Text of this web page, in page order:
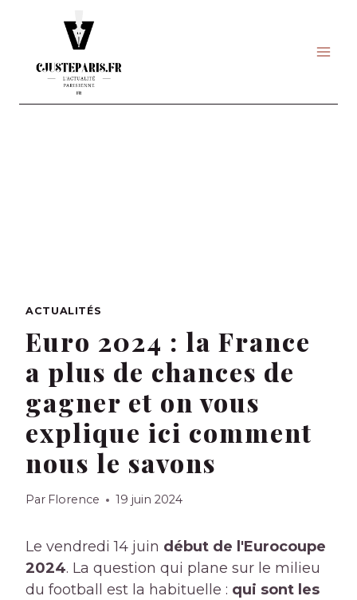
ACTUALITÉS
Euro 2024 : la France
a plus de chances de
gagner et on vous
explique ici comment
nous le savons
Par Florence 19 juin 2024
Le vendredi 14 juin début de l'Eurocoupe
2024. La question qui plane sur le milieu
du football est la habituelle : qui sont les